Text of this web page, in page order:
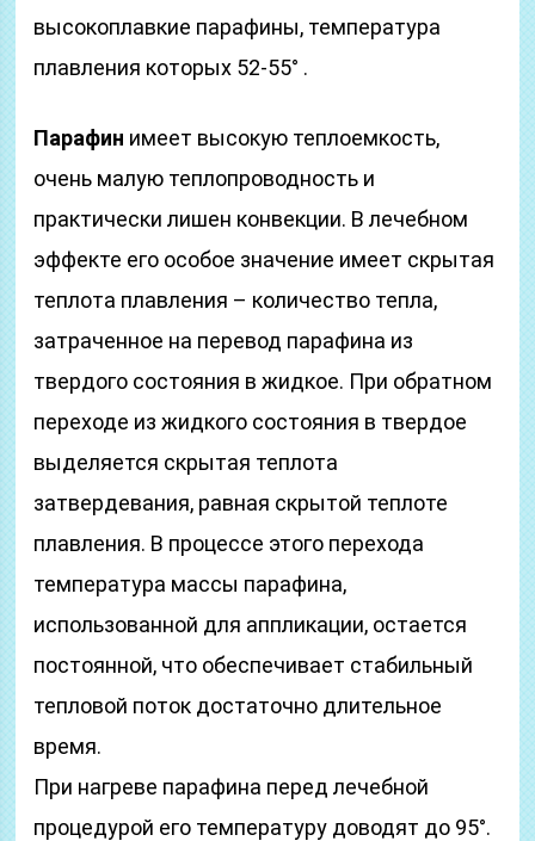
высокоплавкие парафины, температура
плавления которых 52-55° .
Парафин имеет высокую теплоемкость,
очень малую теплопроводность и
практически лишен конвекции. В лечебном
эффекте его особое значение имеет скрытая
теплота плавления – количество тепла,
затраченное на перевод парафина из
твердого состояния в жидкое. При обратном
переходе из жидкого состояния в твердое
выделяется скрытая теплота
затвердевания, равная скрытой теплоте
плавления. В процессе этого перехода
температура массы парафина,
использованной для аппликации, остается
постоянной, что обеспечивает стабильный
тепловой поток достаточно длительное
время.
При нагреве парафина перед лечебной
процедурой его температуру доводят до 95°.